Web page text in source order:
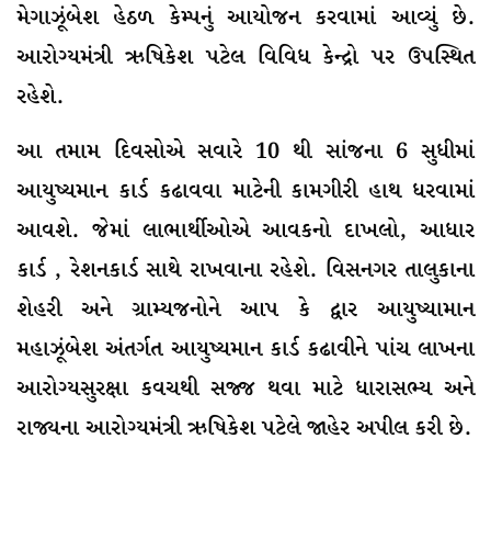
મેગાઝૂંબેશ હેઠળ કેમ્પનું આયોજન કરવામાં આવ્યું છે.
આરોગ્યમંત્રી ઋષિકેશ પટેલ વિવિધ કેન્દ્રો પર ઉપસ્થિત
રહેશે.
આ તમામ દિવસોએ સવારે 10 થી સાંજના 6 સુધીમાં
આયુષ્યમાન કાર્ડ કઢાવવા માટેની કામગીરી હાથ ધરવામાં
આવશે. જેમાં લાભાર્થીઓએ આવકનો દાખલો, આધાર
કાર્ડ , રેશનકાર્ડ સાથે રાખવાના રહેશે. વિસનગર તાલુકાના
શેહરી અને ગ્રામ્યજનોને આપ કે દ્વાર આયુષ્યામાન
મહાઝૂંબેશ અંતર્ગત આયુષ્યમાન કાર્ડ કઢાવીને પાંચ લાખના
આરોગ્યસુરક્ષા કવચથી સજ્જ થવા માટે ધારાસભ્ય અને
રાજ્યના આરોગ્યમંત્રી ઋષિકેશ પટેલે જાહેર અપીલ કરી છે.